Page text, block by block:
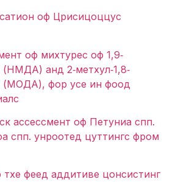
оф Црисицоццус
оф миxтурес оф 1,9‐
анд 2‐метхyл‐1,8‐
(МОДА), фор усе ин фоод
ассессмент оф Петуниа спп.
спп. унроотед цуттингс фром
тхе феед аддитиве цонсистинг